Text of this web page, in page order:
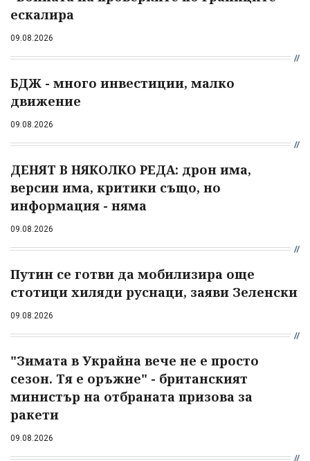
ескалира
09.08.2026
БДЖ - много инвестиции, малко
движение
09.08.2026
ДЕНЯТ В НЯКОЛКО РЕДА: дрон има,
версии има, критики също, но
информация - няма
09.08.2026
Путин се готви да мобилизира още
стотици хиляди руснаци, заяви Зеленски
09.08.2026
"Зимата в Украйна вече не е просто
сезон. Тя е оръжие" - британският
министър на отбраната призова за
ракети
09.08.2026